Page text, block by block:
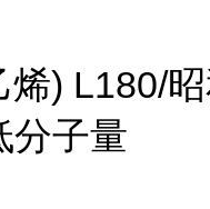
烯) L180/
分子量